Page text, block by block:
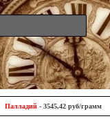
- 3545,42 руб/грамм